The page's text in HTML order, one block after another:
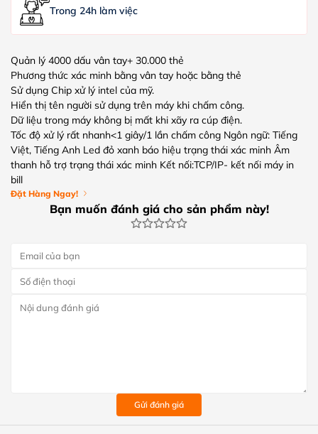
Trong 24h làm việc
Quản lý 4000 dấu vân tay+ 30.000 thẻ
Phương thức xác minh bằng vân tay hoặc bằng thẻ
Sử dụng Chip xử lý intel của mỹ.
Hiển thị tên người sử dụng trên máy khi chấm công.
Dữ liệu trong máy không bị mất khi xãy ra cúp điện.
Tốc độ xử lý rất nhanh<1 giây/1 lần chấm công Ngôn ngữ: Tiếng
Việt, Tiếng Anh Led đỏ xanh báo hiệu trạng thái xác minh Âm
thanh hỗ trợ trạng thái xác minh Kết nối:TCP/IP- kết nối máy in
bill
Đặt Hàng Ngay!
Bạn muốn đánh giá cho sản phẩm này!
Gửi đánh giá